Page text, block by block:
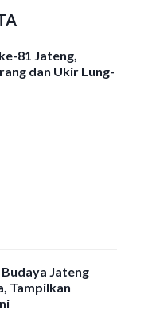
81 Jateng,
dan Ukir Lung-
Jateng
Tampilkan